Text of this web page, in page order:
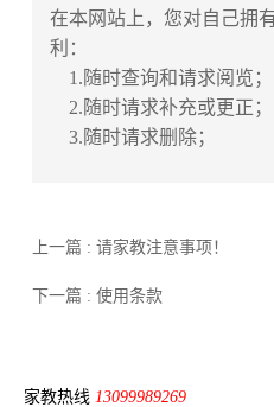
在本网站上，您对自己拥
利：
1.随时查询和请求阅览；
2.随时请求补充或更正；
3.随时请求删除；
上一篇 : 请家教注意事项！
下一篇 : 使用条款
家教热线 13099989269